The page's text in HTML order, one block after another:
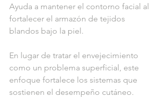
Ayuda a mantener el contorno facial al
fortalecer el armazón de tejidos
blandos bajo la piel.
En lugar de tratar el envejecimiento
como un problema superficial, este
enfoque fortalece los sistemas que
sostienen el desempeño cutáneo.